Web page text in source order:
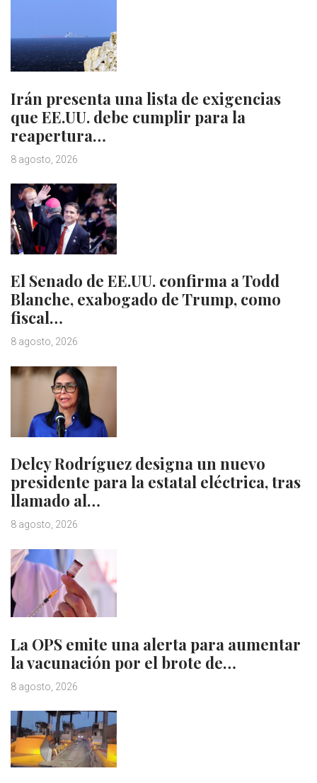
Irán presenta una lista de exigencias
que EE.UU. debe cumplir para la
reapertura…
8 agosto, 2026
El Senado de EE.UU. confirma a Todd
Blanche, exabogado de Trump, como
fiscal…
8 agosto, 2026
Delcy Rodríguez designa un nuevo
presidente para la estatal eléctrica, tras
llamado al…
8 agosto, 2026
La OPS emite una alerta para aumentar
la vacunación por el brote de…
8 agosto, 2026